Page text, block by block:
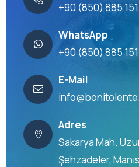
+90 (850) 885
WhatsApp
+90 (850) 885
E-Mail
Adres
Sakarya Mah.
Şehzadeler,